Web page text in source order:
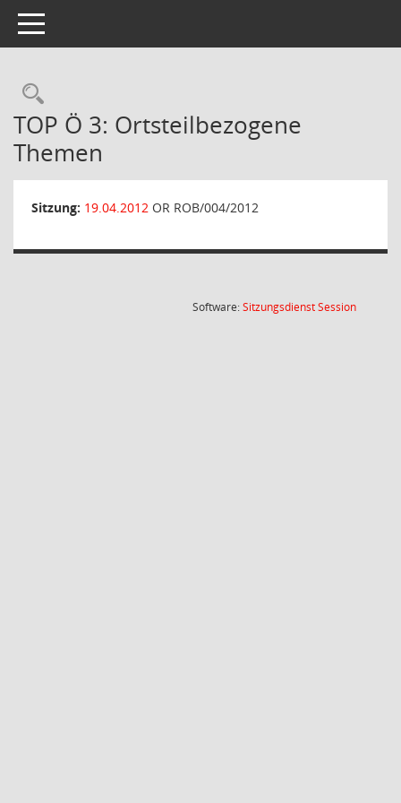
Toggle navigation
Rechercheauswahl
TOP Ö 3: Ortsteilbezogene
Themen
Sitzung: 19.04.2012 OR ROB/004/2012
Software:SitzungsdienstSession(Wird in